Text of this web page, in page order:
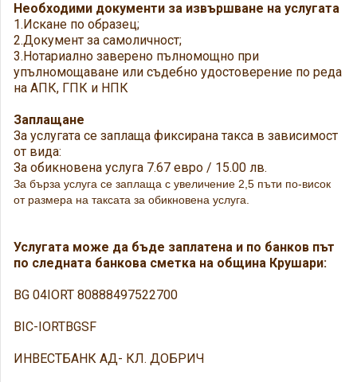
Необходими документи за извършване на услугата
1.Искане по образец;
2.Документ за самоличност;
3.Нотариално заверено пълномощно при
упълномощаване или съдебно удостоверение по реда
на АПК, ГПК и НПК
Заплащане
За услугата се заплаща фиксирана такса в зависимост
от вида:
За обикновена услуга 7.67 евро / 15.00 лв.
За бърза услуга се заплаща с увеличение 2,5 пъти по-висок
от размера на таксата за обикновена услуга.
Услугата може да бъде заплатена и по банков път
по следната банкова сметка на община Крушари:
BG 04IORT 80888497522700
BIC-IORTBGSF
ИНВЕСТБАНК АД- КЛ. ДОБРИЧ